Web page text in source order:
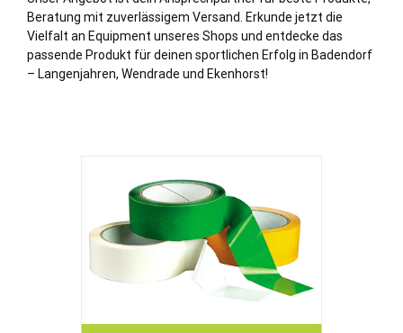
Beratung mit zuverlässigem Versand. Erkunde jetzt die
Vielfalt an Equipment unseres Shops und entdecke das
passende Produkt für deinen sportlichen Erfolg in Badendorf
– Langenjahren, Wendrade und Ekenhorst!